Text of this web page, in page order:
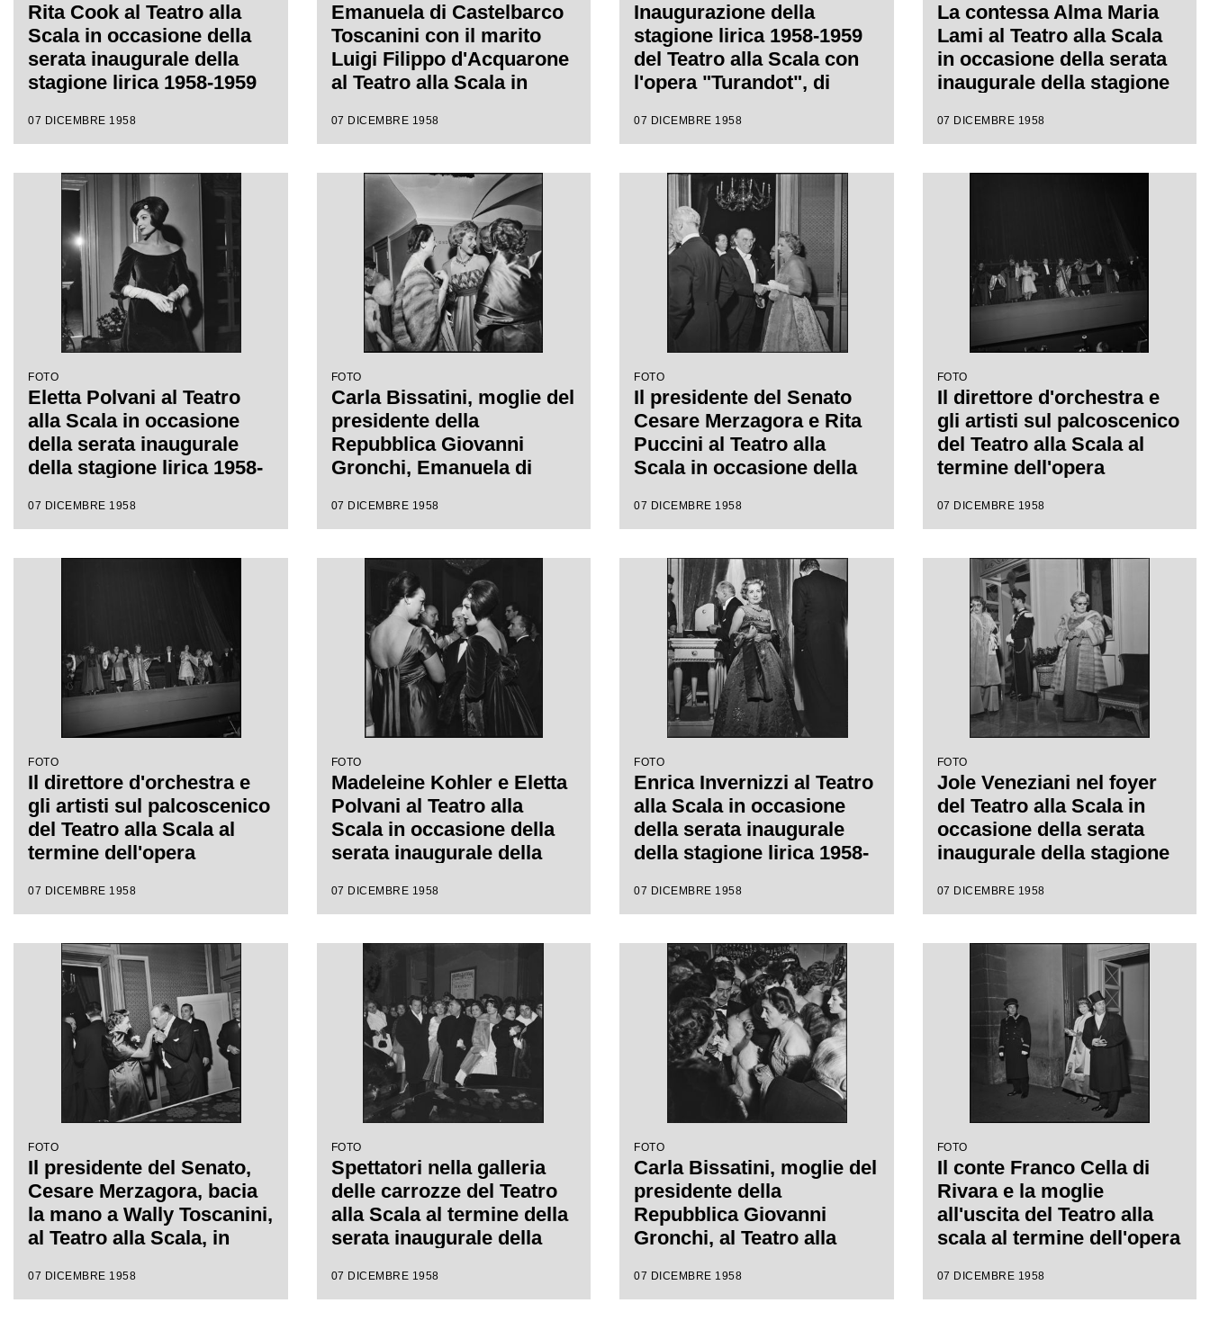
Rita Cook al Teatro alla
Scala in occasione della
serata inaugurale della
stagione lirica 1958-1959
Giacomo Puccini, diretta
regia di Margherita
Wallmann
07 DICEMBRE 1958
Emanuela di Castelbarco
Toscanini con il marito
Luigi Filippo d'Acquarone
al Teatro alla Scala in
inaugurale della stagione
l'opera "Turandot", di
Giacomo Puccini, diretta
da Antonino Votto con la
regia di Margherita
Wallmann
07 DICEMBRE 1958
Inaugurazione della
stagione lirica 1958-1959
del Teatro alla Scala con
l'opera "Turandot", di
da Antonino Votto con la
Wallmann
07 DICEMBRE 1958
La contessa Alma Maria
Lami al Teatro alla Scala
in occasione della serata
inaugurale della stagione
l'opera "Turandot" di
da Antonino Votto con la
07 DICEMBRE 1958
FOTO
Eletta Polvani al Teatro
alla Scala in occasione
della serata inaugurale
della stagione lirica 1958-
"Turandot", di Giacomo
Antonino Votto con la
07 DICEMBRE 1958
FOTO
Carla Bissatini, moglie del
presidente della
Repubblica Giovanni
Gronchi, Emanuela di
Wally Toscanini al Teatro
della serata inaugurale
della stagione lirica 1958-
1959 con l'opera
"Turandot", di Giacomo
Puccini, diretta da
Antonino Votto con la
regia di Margherita
Wallmann
07 DICEMBRE 1958
FOTO
Il presidente del Senato
Cesare Merzagora e Rita
Puccini al Teatro alla
Scala in occasione della
stagione lirica 1958-1959
Giacomo Puccini, diretta
da Antonino Votto con la
regia di Margherita
Wallmann
07 DICEMBRE 1958
FOTO
Il direttore d'orchestra e
gli artisti sul palcoscenico
del Teatro alla Scala al
termine dell'opera
Puccini, diretta da
regia di Margherita
Wallmann, che inaugura la
stagione lirica 1958-1959
07 DICEMBRE 1958
FOTO
Il direttore d'orchestra e
gli artisti sul palcoscenico
del Teatro alla Scala al
termine dell'opera
Puccini, diretta da
regia di Margherita
Wallmann, che inaugura la
stagione lirica 1958-1959
07 DICEMBRE 1958
FOTO
Madeleine Kohler e Eletta
Polvani al Teatro alla
Scala in occasione della
serata inaugurale della
con l'opera "Turandot", di
da Antonino Votto con la
regia di Margherita
Wallmann
07 DICEMBRE 1958
FOTO
Enrica Invernizzi al Teatro
alla Scala in occasione
della serata inaugurale
della stagione lirica 1958-
"Turandot", di Giacomo
Antonino Votto con la
regia di Margherita
Wallmann
07 DICEMBRE 1958
FOTO
Jole Veneziani nel foyer
del Teatro alla Scala in
occasione della serata
inaugurale della stagione
l'opera "Turandot" di
da Antonino Votto con la
regia di Margherita
Walmann
07 DICEMBRE 1958
FOTO
Il presidente del Senato,
Cesare Merzagora, bacia
la mano a Wally Toscanini,
al Teatro alla Scala, in
inaugurale della stagione
07 DICEMBRE 1958
FOTO
Spettatori nella galleria
delle carrozze del Teatro
alla Scala al termine della
serata inaugurale della
con l'opera "Turandot", di
07 DICEMBRE 1958
FOTO
Carla Bissatini, moglie del
presidente della
Repubblica Giovanni
Gronchi, al Teatro alla
serata inaugurale della
07 DICEMBRE 1958
FOTO
Il conte Franco Cella di
Rivara e la moglie
all'uscita del Teatro alla
scala al termine dell'opera
Puccini, diretta da
07 DICEMBRE 1958